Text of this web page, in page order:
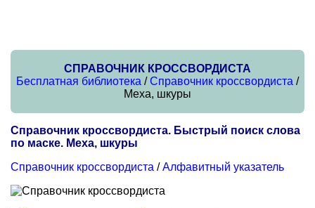
СПРАВОЧНИК КРОССВОРДИСТА
Бесплатная библиотека /Справочник кроссвордиста /
Меха, шкуры
Справочник кроссвордиста. Быстрый поиск слова
по маске. Меха, шкуры
Справочник кроссвордиста /Алфавитный указатель